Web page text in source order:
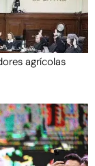
agrícolas